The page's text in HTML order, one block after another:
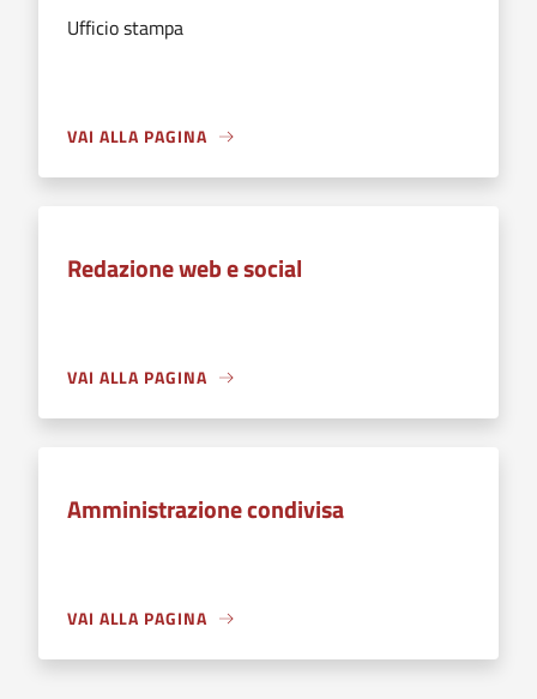
Ufficio stampa
VAI ALLA PAGINA
Redazione web e social
VAI ALLA PAGINA
Amministrazione condivisa
VAI ALLA PAGINA